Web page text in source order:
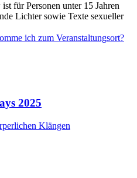
für Personen unter 15 Jahren
Lichter sowie Texte sexueller
ich zum Veranstaltungsort?
2025
Klängen